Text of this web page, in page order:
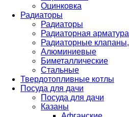
Оцинковка
Радиаторы
Радиаторы
Радиаторная арматура
Радиаторные
Алюминиевые
Биметаллические
Стальные
Твердотопливные котлы
Посуда для дачи
Посуда для дачи
Казаны